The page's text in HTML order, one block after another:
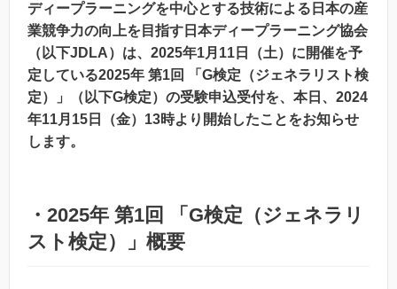
ディープラーニングを中心とする技術による日本の産
業競争力の向上を目指す日本ディープラーニング協会
（以下JDLA）は、2025年1月11日（土）に開催を予
定している2025年 第1回 「G検定（ジェネラリスト検
定）」（以下G検定）の受験申込受付を、本日、2024
年11月15日（金）13時より開始したことをお知らせ
します。
・2025年 第1回 「G検定（ジェネラリ
スト検定）」概要